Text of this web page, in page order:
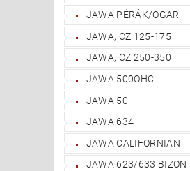
JAWA PÉRÁK/OGAR
JAWA, CZ 125-175
JAWA, CZ 250-350
JAWA 500OHC
JAWA 50
JAWA 634
JAWA CALIFORNIAN
JAWA 623/633 BIZON